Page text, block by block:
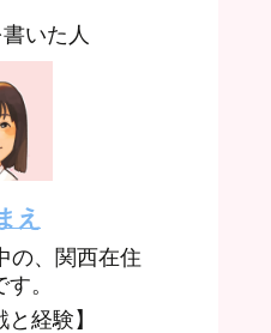
いた人
え
の、関西在住
。
と経験】